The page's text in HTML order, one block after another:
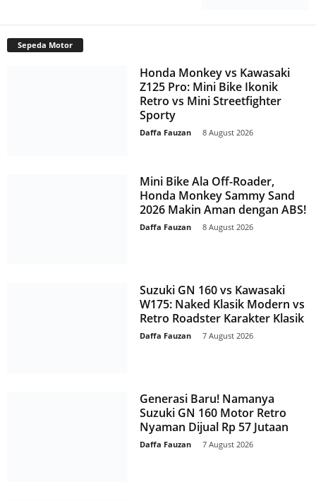
Sepeda Motor
Honda Monkey vs Kawasaki
Z125 Pro: Mini Bike Ikonik
Retro vs Mini Streetfighter
Sporty
Daffa Fauzan 8 August 2026
Mini Bike Ala Off-Roader,
Honda Monkey Sammy Sand
2026 Makin Aman dengan ABS!
Daffa Fauzan 8 August 2026
Suzuki GN 160 vs Kawasaki
W175: Naked Klasik Modern vs
Retro Roadster Karakter Klasik
Daffa Fauzan 7 August 2026
Generasi Baru! Namanya
Suzuki GN 160 Motor Retro
Nyaman Dijual Rp 57 Jutaan
Daffa Fauzan 7 August 2026